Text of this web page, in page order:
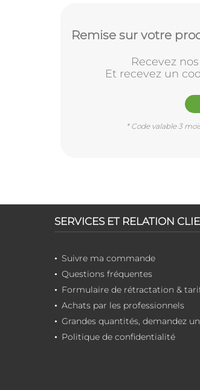
Remise sur votre
Recevez
Et recevez un
* Code valable 3
SERVICES ET RELATION
Suivre ma commande
Questions fréquentes
Formulaire de rétractation &
Achats par les professionnels
Grandes quantités, demandez
Politique de confidentialité